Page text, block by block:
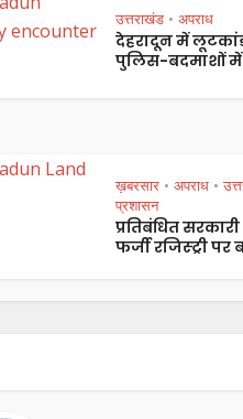
उत्तराखंड • अपराध
देहरादून में
पुलिस-बदमाशों
ख़बरसार • अपराध •
प्रशासन
प्रतिबंधित
फर्जी रजिस्ट्री पर